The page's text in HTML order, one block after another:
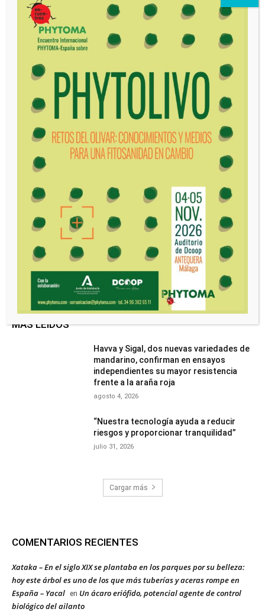
Noticias
mandarino, confirman en ensayos
independientes su mayor resistencia
frente a la araña roja
agosto 4, 2026
Contenido
PhytomaCommunity
“Nuestra tecnología ayuda a reducir
riesgos y proporcionar tranquilidad”
julio 31, 2026
Espacios verdes urbanos: el Foro de
BioProtección Vegetal presenta su
programa definitivo
- Advertisment -
MÁS LEÍDOS
Havva y Sigal, dos nuevas variedades de
mandarino, confirman en ensayos
independientes su mayor resistencia
frente a la araña roja
agosto 4, 2026
“Nuestra tecnología ayuda a reducir
riesgos y proporcionar tranquilidad”
julio 31, 2026
Cargar más
COMENTARIOS RECIENTES
Xataka – En el siglo XIX se plantaba en los parques por su belleza:
hoy este árbol es uno de los que más tuberías y aceras rompe en
España – Yacal
en Un ácaro eriófido, potencial agente de control
biológico del ailanto